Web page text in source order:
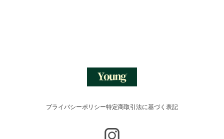
プライバシーポリシー特定商取引法に基づく表記